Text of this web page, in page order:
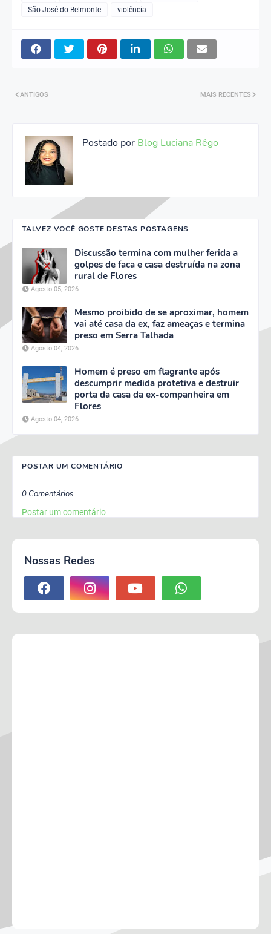
São José do Belmonte
violência
MAIS RECENTES
ANTIGOS
Postado por Blog Luciana Rêgo
TALVEZ VOCÊ GOSTE DESTAS POSTAGENS
Discussão termina com mulher ferida a
golpes de faca e casa destruída na zona
rural de Flores
Agosto 05, 2026
Mesmo proibido de se aproximar, homem
vai até casa da ex, faz ameaças e termina
preso em Serra Talhada
Agosto 04, 2026
Homem é preso em flagrante após
descumprir medida protetiva e destruir
porta da casa da ex-companheira em
Flores
Agosto 04, 2026
POSTAR UM COMENTÁRIO
0 Comentários
Postar um comentário
Nossas Redes